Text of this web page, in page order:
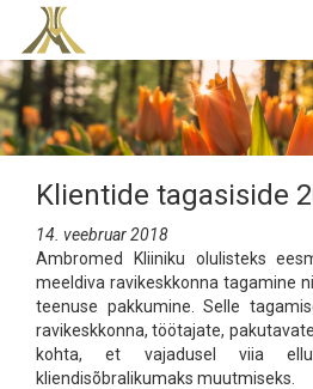
Klientide tagasiside
14. veebruar 2018
Ambromed Kliiniku olulisteks
meeldiva ravikeskkonna tagamine
teenuse pakkumine. Selle
ravikeskkonna, töötajate,
kohta, et vajadusel viia
kliendisõbralikumaks muutmiseks.